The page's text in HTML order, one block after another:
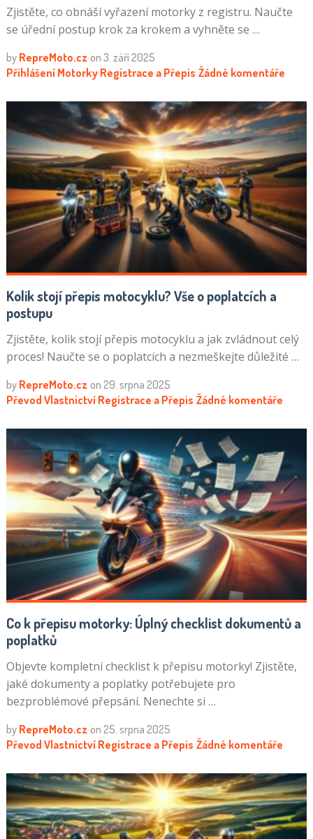
Zjistěte, co obnáší vyřazení motorky z registru. Naučte
se úřední postup krok za krokem a vyhněte se …
by RepreMoto.cz on 3. září 2025
Přihlášení Motorky Registrace a Přepis Žádné komentáře
Kolik stojí přepis motocyklu? Vše o poplatcích a
postupu
Zjistěte, kolik stojí přepis motocyklu a jak zvládnout celý
proces! Naučte se o poplatcích a nezmeškejte důležité …
by RepreMoto.cz on 29. srpna 2025
Převod Vlastnictví Registrace a Přepis Žádné komentáře
Co k přepisu motorky: Úplný checklist dokumentů a
poplatků
Objevte kompletní checklist k přepisu motorky! Zjistěte,
jaké dokumenty a poplatky potřebujete pro
bezproblémové přepsání. Nenechte si …
by RepreMoto.cz on 25. srpna 2025
Převod Vlastnictví Registrace a Přepis Žádné komentáře